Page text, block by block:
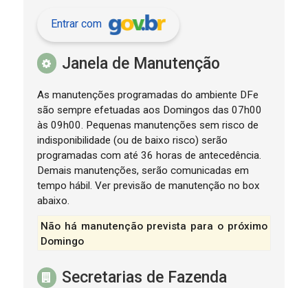
Entrar com
Janela de Manutenção
As manutenções programadas do ambiente DFe
são sempre efetuadas aos Domingos das 07h00
às 09h00. Pequenas manutenções sem risco de
indisponibilidade (ou de baixo risco) serão
programadas com até 36 horas de antecedência.
Demais manutenções, serão comunicadas em
tempo hábil. Ver previsão de manutenção no box
abaixo.
Não há manutenção prevista para o próximo
Domingo
Secretarias de Fazenda